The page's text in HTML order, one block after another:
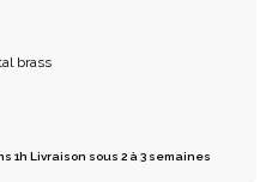
brass
1h Livraison sous 2 à 3 semaines